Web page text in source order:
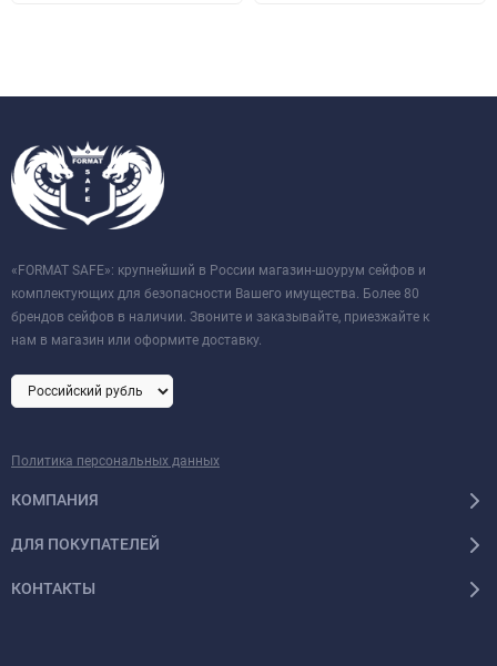
«FORMAT SAFE»: крупнейший в России магазин-шоурум сейфов и
комплектующих для безопасности Вашего имущества. Более 80
брендов сейфов в наличии. Звоните и заказывайте, приезжайте к
нам в магазин или оформите доставку.
Политика персональных данных
КОМПАНИЯ
ДЛЯ ПОКУПАТЕЛЕЙ
КОНТАКТЫ